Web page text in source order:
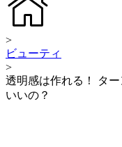
>
ビューティ
>
透明感は作れる！ タ
いいの？